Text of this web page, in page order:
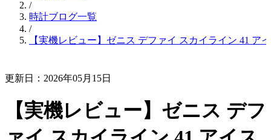
/
時計ブログ一覧
/
【実機レビュー】ゼニス デファイ スカイライン 41 ア
更新日：2026年05月15日
【実機レビュー】ゼニス デフ